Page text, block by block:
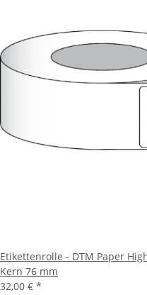
Etikettenrolle - DTM Paper
Kern 76 mm
32,00 € *